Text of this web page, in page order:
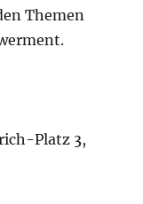
Themen
Platz 3,